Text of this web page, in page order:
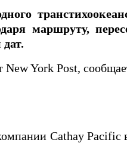
маршруту,
York Post,
Cathay Pacific